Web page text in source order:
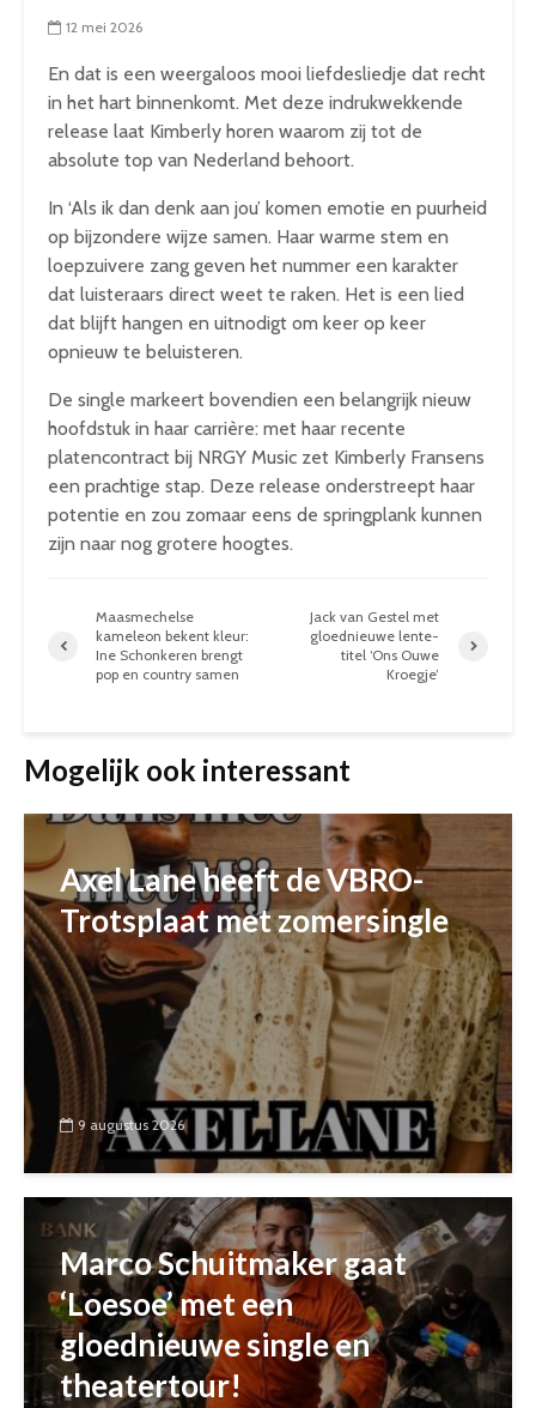
12 mei 2026
En dat is een weergaloos mooi liefdesliedje dat recht
in het hart binnenkomt. Met deze indrukwekkende
release laat Kimberly horen waarom zij tot de
absolute top van Nederland behoort.
In ‘Als ik dan denk aan jou’ komen emotie en puurheid
op bijzondere wijze samen. Haar warme stem en
loepzuivere zang geven het nummer een karakter
dat luisteraars direct weet te raken. Het is een lied
dat blijft hangen en uitnodigt om keer op keer
opnieuw te beluisteren.
De single markeert bovendien een belangrijk nieuw
hoofdstuk in haar carrière: met haar recente
platencontract bij NRGY Music zet Kimberly Fransens
een prachtige stap. Deze release onderstreept haar
potentie en zou zomaar eens de springplank kunnen
zijn naar nog grotere hoogtes.
Maasmechelse
kameleon bekent kleur:
Ine Schonkeren brengt
pop en country samen
Jack van Gestel met
gloednieuwe lente-
titel ‘Ons Ouwe
Kroegje’
Mogelijk ook interessant
Axel Lane heeft de VBRO-
Trotsplaat met zomersingle
9 augustus 2026
Marco Schuitmaker gaat
‘Loesoe’ met een
gloednieuwe single en
theatertour!